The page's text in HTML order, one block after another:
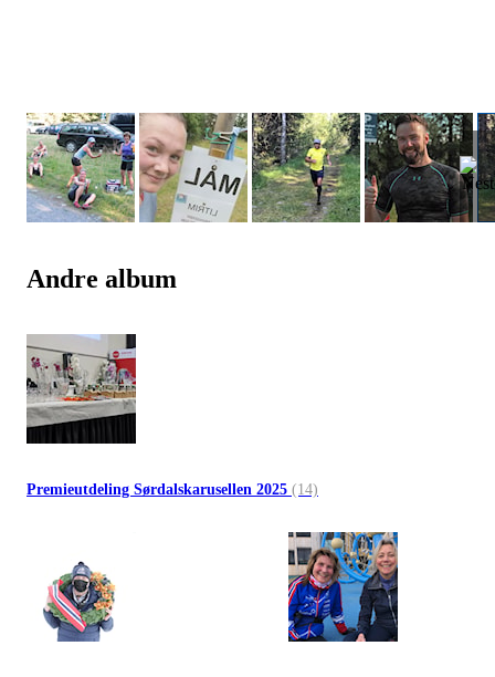
Andre album
Premieutdeling Sørdalskarusellen 2025 (14)